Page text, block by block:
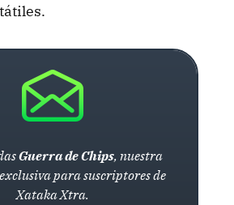
Guerra de Chips, nuestra
para suscriptores de
Xataka Xtra.